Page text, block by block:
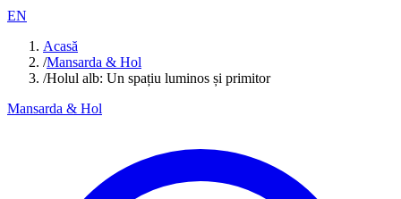
EN
Acasă
/Mansarda & Hol
/Holul alb: Un spațiu luminos și primitor
Mansarda & Hol